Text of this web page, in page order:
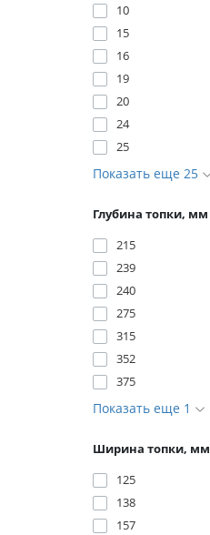
10
15
16
19
20
24
25
Показать еще 25
Глубина топки, мм
215
239
240
275
315
352
375
Показать еще 1
Ширина топки, мм
125
138
157